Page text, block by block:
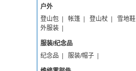
户外
登山包
帐篷 登山杖 雪地鞋
外服装
服装/纪念品
纪念品
服装/帽子